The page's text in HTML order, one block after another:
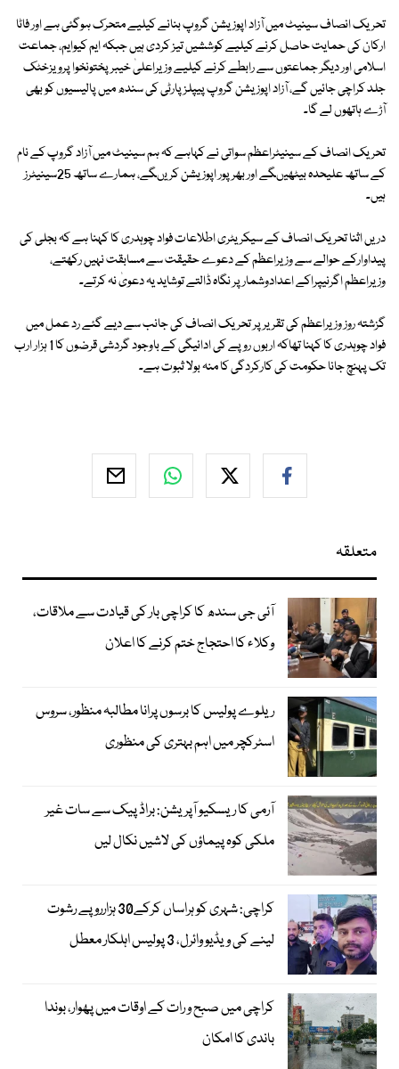
تحریک انصاف سینیٹ میں آزاد اپوزیشن گروپ بنانے کیلیے متحرک ہوگئی ہے اور فاٹا
ارکان کی حمایت حاصل کرنے کیلیے کوششیں تیز کردی ہیں جبکہ ایم کیوایم، جماعت
اسلامی اور دیگر جماعتوں سے رابطے کرنے کیلیے وزیراعلیٰ خیبرپختونخوا پرویزخٹک
جلد کراچی جائیں گے، آزاد اپوزیشن گروپ پیپلزپارٹی کی سندھ میں پالیسیوں کو بھی
آڑے ہاتھوں لے گا۔
تحریک انصاف کے سینیٹراعظم سواتی نے کہاہے کہ ہم سینیٹ میں آزاد گروپ کے نام
کے ساتھ علیحدہ بیٹھیںگے اور بھرپور اپوزیشن کریںگے، ہمارے ساتھ 25سینیٹرز
ہیں۔
دریں اثنا تحریک انصاف کے سیکریٹری اطلاعات فواد چوہدری کا کہنا ہے کہ بجلی کی
پیداوارکے حوالے سے وزیراعظم کے دعوے حقیقت سے مسابقت نہیں رکھتے،
وزیراعظم اگرنیپراکے اعدادوشمار پر نگاہ ڈالتے توشاید یہ دعویٰ نہ کرتے۔
گزشتہ روز وزیراعظم کی تقریر پر تحریک انصاف کی جانب سے دیے گئے رد عمل میں
فواد چوہدری کا کہنا تھاکہ اربوں روپے کی ادائیگی کے باوجود گردشی قرضوں کا 1 ہزار ارب
تک پہنچ جانا حکومت کی کارکردگی کا منہ بولا ثبوت ہے۔
متعلقہ
آئی جی سندھ کا کراچی بار کی قیادت سے ملاقات،
وکلاء کا احتجاج ختم کرنے کا اعلان
ریلوے پولیس کا برسوں پرانا مطالبہ منظور، سروس
اسٹرکچر میں اہم بہتری کی منظوری
آرمی کا ریسکیو آپریشن: براڈ پیک سے سات غیر
ملکی کوہ پیماؤں کی لاشیں نکال لیں
کراچی: شہری کو ہراساں کرکے30 ہزارروپے رشوت
لینے کی ویڈیو وائرل، 3 پولیس اہلکار معطل
کراچی میں صبح و رات کے اوقات میں پھوار، بوندا
باندی کا امکان